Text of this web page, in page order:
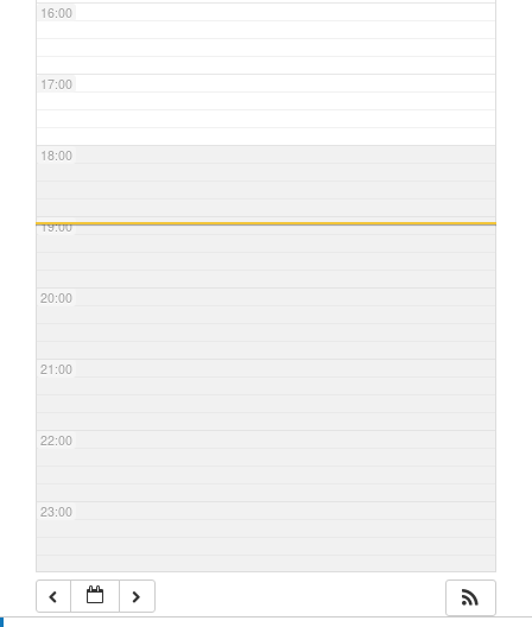
16:00
17:00
18:00
19:00
20:00
21:00
22:00
23:00